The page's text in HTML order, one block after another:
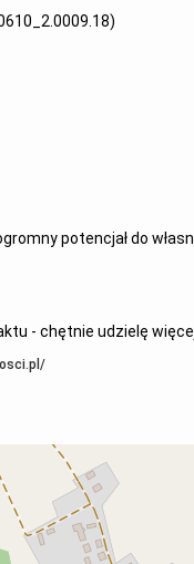
potencjał do
- chętnie udzielę